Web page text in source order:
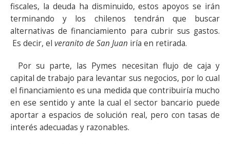
fiscales, la deuda ha disminuido, estos apoyos se irán
terminando y los chilenos tendrán que buscar
alternativas de financiamiento para cubrir sus gastos.
Es decir, el veranito de San Juan iría en retirada.
Por su parte, las Pymes necesitan flujo de caja y
capital de trabajo para levantar sus negocios, por lo cual
el financiamiento es una medida que contribuiría mucho
en ese sentido y ante la cual el sector bancario puede
aportar a espacios de solución real, pero con tasas de
interés adecuadas y razonables.